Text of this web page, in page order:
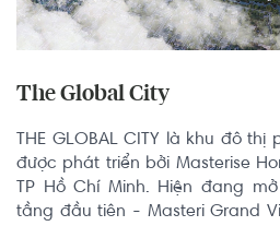
The Global City
THE GLOBAL CITY là khu đô
được phát triển bởi Masterise
TP Hồ Chí Minh. Hiện đang
tầng đầu tiên - Masteri Grand